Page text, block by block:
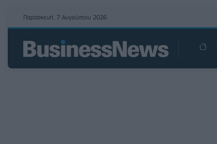
Παρασκευή, 7 Αυγούστου 2026